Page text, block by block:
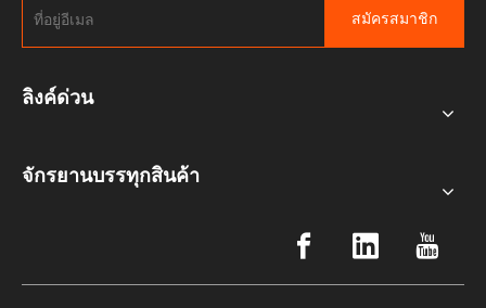
สมัครสมาชิก
ลิงค์ด่วน
จักรยานบรรทุกสินค้า